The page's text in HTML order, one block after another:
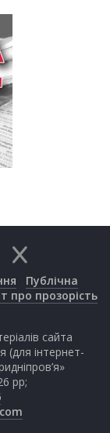
Публічна
про прозорість
сайта
(для інтернет-
рр;